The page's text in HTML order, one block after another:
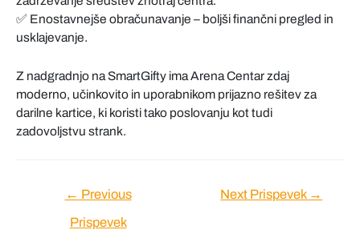
✅ Enostavnejše obračunavanje – boljši finančni pregled in
usklajevanje.
Z nadgradnjo na SmartGifty ima Arena Centar zdaj
moderno, učinkovito in uporabnikom prijazno rešitev za
darilne kartice, ki koristi tako poslovanju kot tudi
zadovoljstvu strank.
Navigacija
prispevka
← Previous
Prispevek
Next Prispevek →